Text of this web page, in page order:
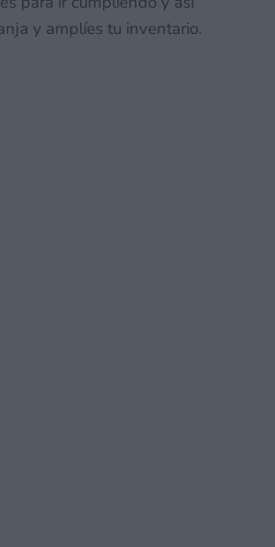
y amplíes tu inventario.